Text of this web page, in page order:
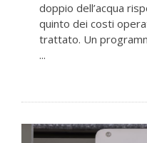
doppio dell’acqua
quinto dei costi
trattato. Un
...